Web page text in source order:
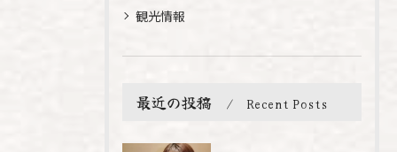
観光情報
最近の投稿 Recent Posts